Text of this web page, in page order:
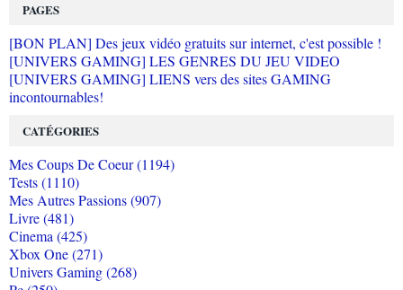
PAGES
[BON PLAN] Des jeux vidéo gratuits sur internet, c'est possible !
[UNIVERS GAMING] LES GENRES DU JEU VIDEO
[UNIVERS GAMING] LIENS vers des sites GAMING
incontournables!
CATÉGORIES
Mes Coups De Coeur (1194)
Tests (1110)
Mes Autres Passions (907)
Livre (481)
Cinema (425)
Xbox One (271)
Univers Gaming (268)